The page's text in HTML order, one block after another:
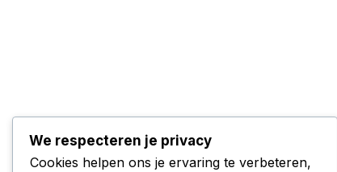
We respecteren je privacy
Cookies helpen ons je ervaring te verbeteren,